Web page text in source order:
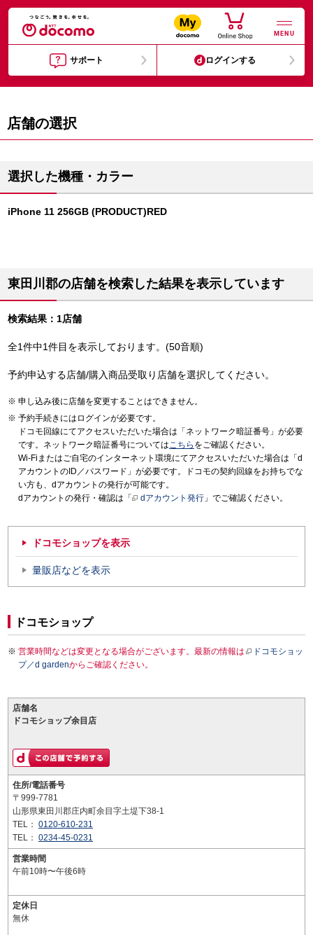
MENU
サポート ログインする
店舗の選択
選択した機種・カラー
iPhone 11 256GB (PRODUCT)RED
東田川郡の店舗を検索した結果を表示しています
検索結果：1店舗
全1件中1件目を表示しております。(50音順)
予約申込する店舗/購入商品受取り店舗を選択してください。
申し込み後に店舗を変更することはできません。
予約手続きにはログインが必要です。
ドコモ回線にてアクセスいただいた場合は「ネットワーク暗証番号」が必要
です。ネットワーク暗証番号についてはこちら をご確認ください。
Wi-Fiまたはご自宅のインターネット環境にてアクセスいただいた場合は「d
アカウントのID／パスワード」が必要です。ドコモの契約回線をお持ちでな
い方も、dアカウントの発行が可能です。
dアカウントの発行・確認は「
dアカウント発行 」でご確認ください。
ドコモショップを表示
量販店などを表示
ドコモショップ
営業時間などは変更となる場合がございます。最新の情報は
ドコモショッ
プ／d gardenからご確認ください。
店舗名
ドコモショップ余目店
住所/電話番号
〒999-7781
山形県東田川郡庄内町余目字土堤下38-1
TEL： 0120-610-231
TEL： 0234-45-0231
営業時間
午前10時〜午後6時
定休日
無休